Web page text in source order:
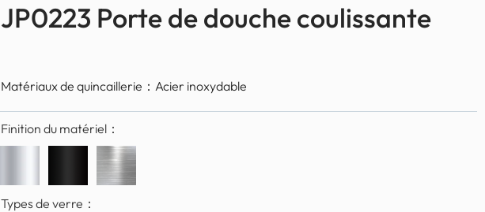
JP0223 Porte de douche coulissante
Matériaux de quincaillerie： Acier inoxydable
Finition du matériel：
Types de verre：